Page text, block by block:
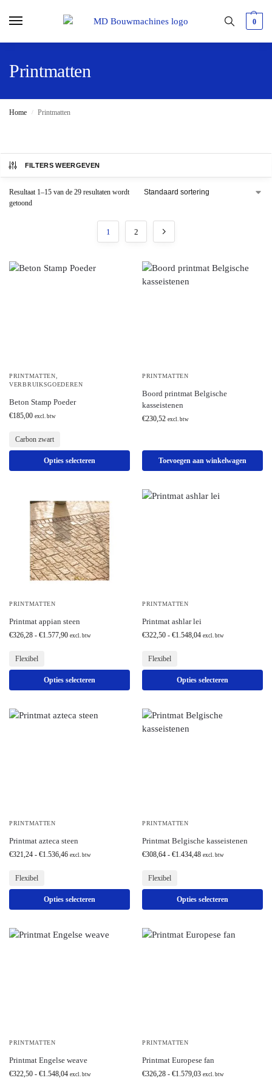
0
Printmatten
Home / Printmatten
FILTERS WEERGEVEN
Resultaat 1–15 van de 29 resultaten wordt
getoond
1 2
PRINTMATTEN
VERBRUIKSGOEDEREN
Beton Stamp Poeder
€185,00 excl. btw
Carbon zwart
Opties selecteren
PRINTMATTEN
Boord printmat Belgische
kasseistenen
€230,52 excl. btw
Toevoegen aan winkelwagen
PRINTMATTEN
Printmat appian steen
€326,28 - €1.577,90 excl. btw
Flexibel
Opties selecteren
PRINTMATTEN
Printmat ashlar lei
€322,50 - €1.548,04 excl. btw
Flexibel
Opties selecteren
PRINTMATTEN
Printmat azteca steen
€321,24 - €1.536,46 excl. btw
Flexibel
Opties selecteren
PRINTMATTEN
Printmat Belgische kasseistenen
€308,64 - €1.434,48 excl. btw
Flexibel
Opties selecteren
PRINTMATTEN
Printmat Engelse weave
€322,50 - €1.548,04 excl. btw
PRINTMATTEN
Printmat Europese fan
€326,28 - €1.579,03 excl. btw